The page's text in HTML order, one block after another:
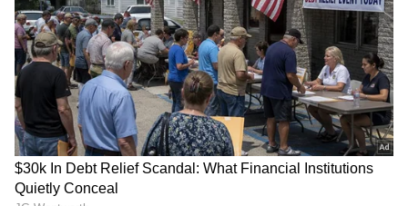
Related Articles